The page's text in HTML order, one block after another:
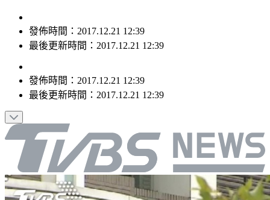
發佈時間：2017.12.21 12:39
最後更新時間：2017.12.21 12:39
發佈時間： 2017.12.21 12:39
最後更新時間： 2017.12.21 12:39